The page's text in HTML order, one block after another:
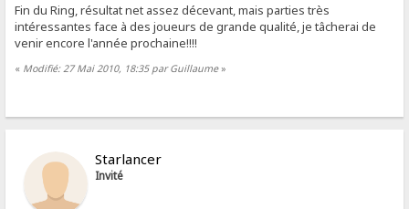
Fin du Ring, résultat net assez décevant, mais parties très
intéressantes face à des joueurs de grande qualité, je tâcherai de
venir encore l'année prochaine!!!!
« Modifié: 27 Mai 2010, 18:35 par Guillaume»
Starlancer
Invité